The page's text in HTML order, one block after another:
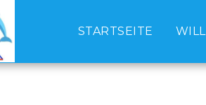
STARTSEITE